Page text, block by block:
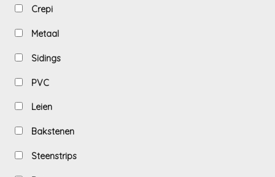
Crepi
Metaal
Sidings
PVC
Leien
Bakstenen
Steenstrips